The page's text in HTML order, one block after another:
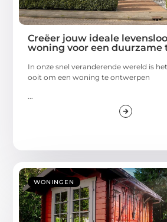
Creëer jouw ideale
woning voor een duurzame
In onze snel veranderende wereld is
ooit om een woning te ontwerpen
...
WONINGEN